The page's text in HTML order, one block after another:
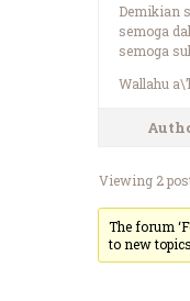
Demikian
semoga
semoga
Wallahu
Viewing 2
The forum
to new